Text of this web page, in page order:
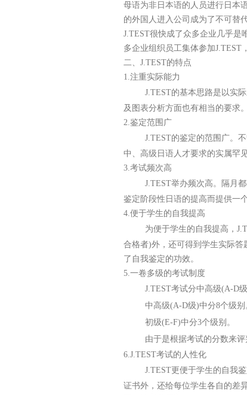
母语为非日本语的人员进行日本
的外国人进入公司成为了不可替
J.TEST很快成了众多企业几乎
多企业组织员工集体参加J.TEST
二、J.TEST的特点
1.注重实际能力
J.TEST的基本思路是以实
及图表分析方面也有相当的要求。
2.鉴定范围广
J.TEST的鉴定的范围广。
中、高级日语人才要求的实属罕
3.考试频次高
J.TEST举办频次高。隔月
鉴定阶段性日语的提高而提供一
4.便于学生的自我提高
为便于学生的自我提高，
合格者)外，还可得到学生实际
了自我鉴定的功效。
5.一卷多级的考试制度
J.TEST考试分中高级(A-D
中高级(A-D级)中分8个级别
初级(E-F)中分3个级别。
由于是根据考试的分数来
6.J.TEST考试的人性化
J.TEST更便于学生的自我
证书外，还给每位学生各自的差